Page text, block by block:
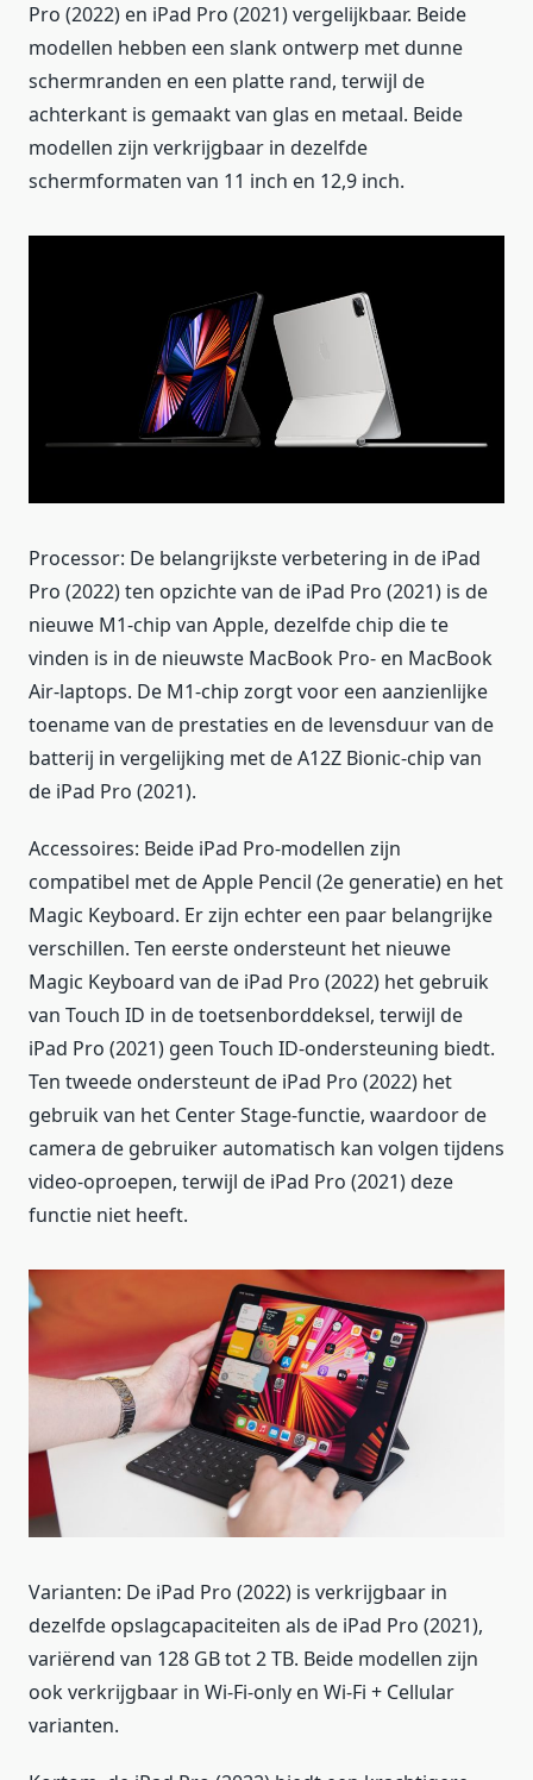
Pro (2022) en iPad Pro (2021) vergelijkbaar. Beide
modellen hebben een slank ontwerp met dunne
schermranden en een platte rand, terwijl de
achterkant is gemaakt van glas en metaal. Beide
modellen zijn verkrijgbaar in dezelfde
schermformaten van 11 inch en 12,9 inch.
Processor: De belangrijkste verbetering in de iPad
Pro (2022) ten opzichte van de iPad Pro (2021) is de
nieuwe M1-chip van Apple, dezelfde chip die te
vinden is in de nieuwste MacBook Pro- en MacBook
Air-laptops. De M1-chip zorgt voor een aanzienlijke
toename van de prestaties en de levensduur van de
batterij in vergelijking met de A12Z Bionic-chip van
de iPad Pro (2021).
Accessoires: Beide iPad Pro-modellen zijn
compatibel met de Apple Pencil (2e generatie) en het
Magic Keyboard. Er zijn echter een paar belangrijke
verschillen. Ten eerste ondersteunt het nieuwe
Magic Keyboard van de iPad Pro (2022) het gebruik
van Touch ID in de toetsenborddeksel, terwijl de
iPad Pro (2021) geen Touch ID-ondersteuning biedt.
Ten tweede ondersteunt de iPad Pro (2022) het
gebruik van het Center Stage-functie, waardoor de
camera de gebruiker automatisch kan volgen tijdens
video-oproepen, terwijl de iPad Pro (2021) deze
functie niet heeft.
Varianten: De iPad Pro (2022) is verkrijgbaar in
dezelfde opslagcapaciteiten als de iPad Pro (2021),
variërend van 128 GB tot 2 TB. Beide modellen zijn
ook verkrijgbaar in Wi-Fi-only en Wi-Fi + Cellular
varianten.